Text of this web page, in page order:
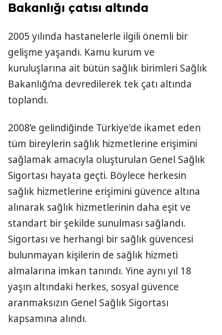
Bakanlığı çatısı altında
2005 yılında hastanelerle ilgili önemli bir
gelişme yaşandı. Kamu kurum ve
kuruluşlarına ait bütün sağlık birimleri Sağlık
Bakanlığı’na devredilerek tek çatı altında
toplandı.
2008’e gelindiğinde Türkiye'de ikamet eden
tüm bireylerin sağlık hizmetlerine erişimini
sağlamak amacıyla oluşturulan Genel Sağlık
Sigortası hayata geçti. Böylece herkesin
sağlık hizmetlerine erişimini güvence altına
alınarak sağlık hizmetlerinin daha eşit ve
standart bir şekilde sunulması sağlandı.
Sigortası ve herhangi bir sağlık güvencesi
bulunmayan kişilerin de sağlık hizmeti
almalarına imkan tanındı. Yine aynı yıl 18
yaşın altındaki herkes, sosyal güvence
aranmaksızın Genel Sağlık Sigortası
kapsamına alındı.